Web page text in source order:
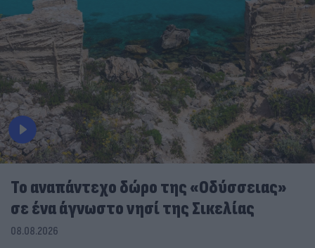
To αναπάντεχο δώρο της «Οδύσσειας»
σε ένα άγνωστο νησί της Σικελίας
08.08.2026